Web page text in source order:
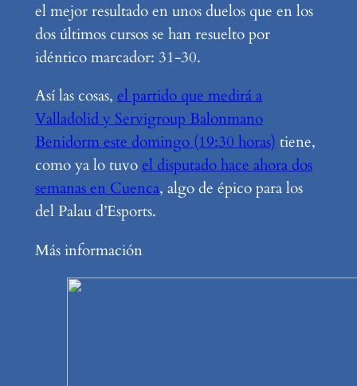
el mejor resultado en unos duelos que en los
dos últimos cursos se han resuelto por
idéntico marcador: 31-30.
Así las cosas, el partido que medirá a
Valladolid y Servigroup Balonmano
Benidorm este domingo (19:30 horas)tiene,
como ya lo tuvoel disputado hace ahora dos
semanas en Cuenca, algo de épico para los
del Palau d’Esports.
Más información